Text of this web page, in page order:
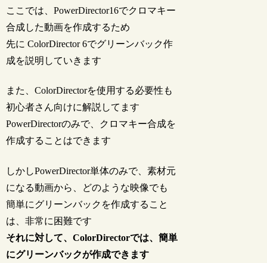
ここでは、PowerDirector16でクロマキー
合成した動画を作成するため
先に ColorDirector 6でグリーンバック作
成を説明していきます
また、ColorDirectorを使用する必要性も
初心者さん向けに解説してます
PowerDirectorのみで、クロマキー合成を
作成することはできます
しかしPowerDirector単体のみで、素材元
になる動画から、どのような映像でも
簡単にグリーンバックを作成すること
は、非常に困難です
それに対して、ColorDirectorでは、簡単
にグリーンバックが作成できます